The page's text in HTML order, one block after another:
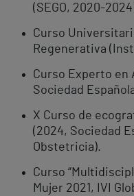
(SEGO, 2020-
Curso
Regenerativa
Curso Experto en
Sociedad
X Curso de
(2024, Sociedad
Obstetricia).
Curso
Mujer 2021, IVI